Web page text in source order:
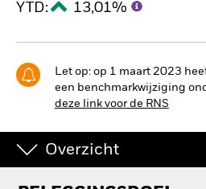
Ons bedrijf
YTD: 13,01%
Let op: op 1 maart 2023
een benchmarkwijziging
deze link voor de RNS
Overzicht